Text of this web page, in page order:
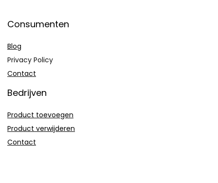
Consumenten
Blog
Privacy Policy
Contact
Bedrijven
Product toevoegen
Product verwijderen
Contact